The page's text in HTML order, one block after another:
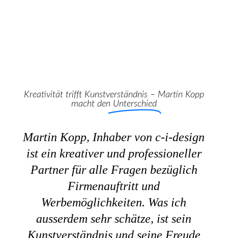
Kreativität trifft Kunstverständnis – Martin Kopp
macht den Unterschied
Martin Kopp, Inhaber von c-i-design
ist ein kreativer und professioneller
Partner für alle Fragen bezüglich
Firmenauftritt und
Werbemöglichkeiten. Was ich
ausserdem sehr schätze, ist sein
Kunstverständnis und seine Freude